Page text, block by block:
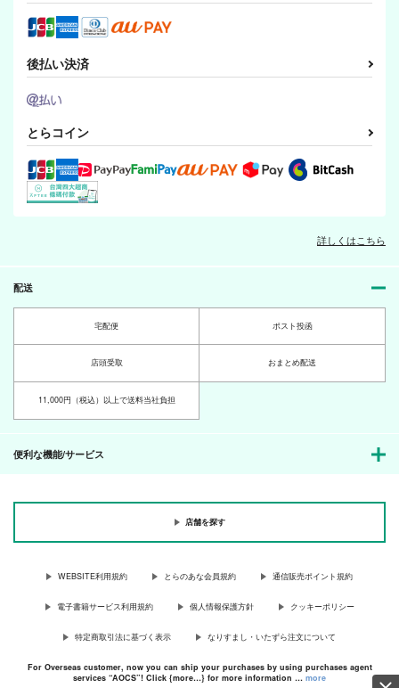
後払い決済
とらコイン
詳しくはこちら
配送
宅配便 ポスト投函
店頭受取 おまとめ配送
11,000円（税込）以上で送料当社負担
便利な機能/サービス
店舗を探す
WEBSITE利用規約 とらのあな会員規約 通信販売ポイント規約
電子書籍サービス利用規約 個人情報保護方針 クッキーポリシー
特定商取引法に基づく表示 なりすまし・いたずら注文について
For Overseas customer, now you can ship your purchases by using purchases agent
services “AOCS”! Click {more…} for more information … more